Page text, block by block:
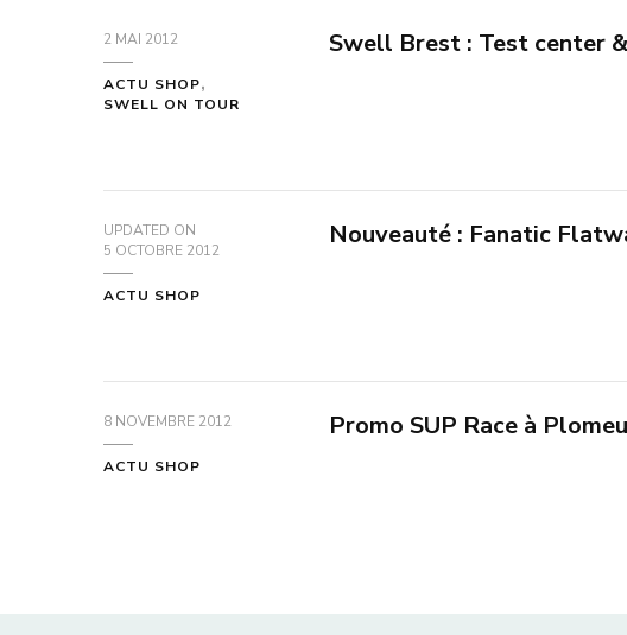
2 MAI 2012
ACTU SHOP
SWELL ON TOUR
Swell Brest : Test center
UPDATED ON
5 OCTOBRE 2012
ACTU SHOP
Nouveauté : Fanatic
8 NOVEMBRE 2012
ACTU SHOP
Promo SUP Race à